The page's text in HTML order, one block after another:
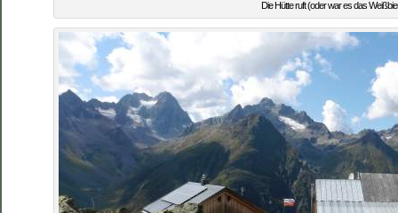
Die Hütte ruft (oder war es das